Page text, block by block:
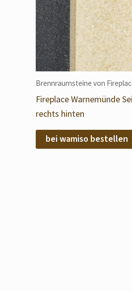
Brennraumsteine von
Fireplace Warnemünde
rechts hinten
bei wamiso bestellen